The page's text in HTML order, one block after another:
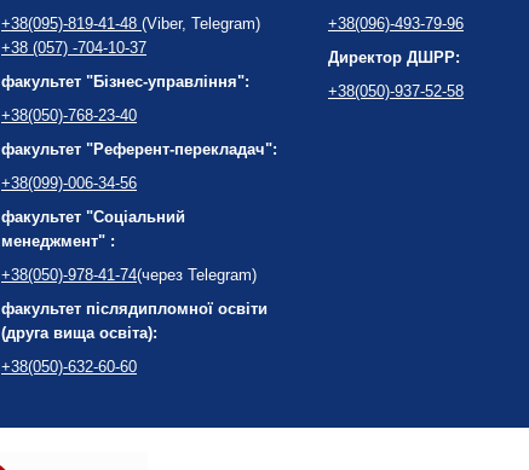
+38(095)-819-41-48 (Viber, Telegram)
+38 (057) -704-10-37
факультет "Бізнес-управління":
+38(050)-768-23-40
факультет "Референт-перекладач":
+38(099)-006-34-56
факультет "Соціальний
менеджмент" :
+38(050)-978-41-74(через Telegram)
факультет післядипломної освіти
(друга вища освіта):
+38(050)-632-60-60
+38(096)-493-79-96
Директор ДШРР:
+38(050)-937-52-58